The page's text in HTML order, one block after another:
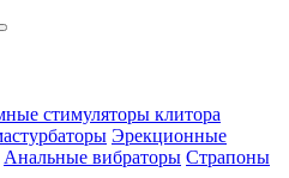
стимуляторы клитора
Эрекционные
Анальные вибраторы Страпоны